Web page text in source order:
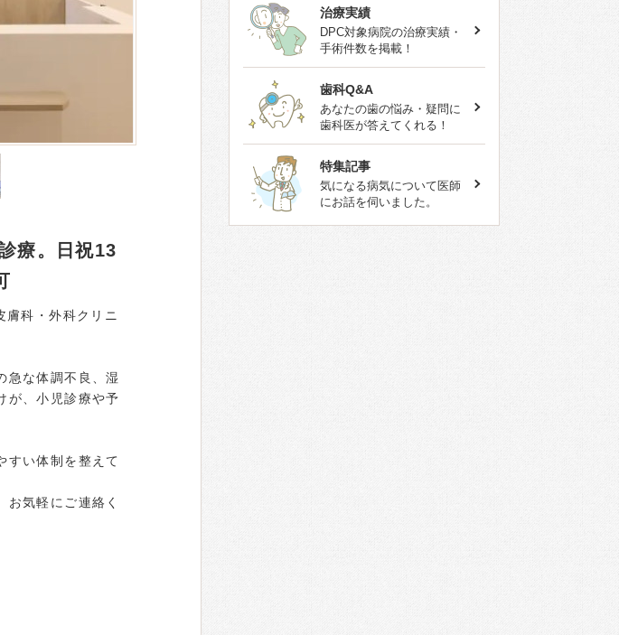
療。日祝13
膚科・外科クリニ
急な体調不良、湿
が、小児診療や予
すい体制を整えて
気軽にご連絡く
治療実績
DPC対象病院の治療実績・
手術件数を掲載！
歯科Q&A
あなたの歯の悩み・疑問に
歯科医が答えてくれる！
特集記事
気になる病気について医師
にお話を伺いました。